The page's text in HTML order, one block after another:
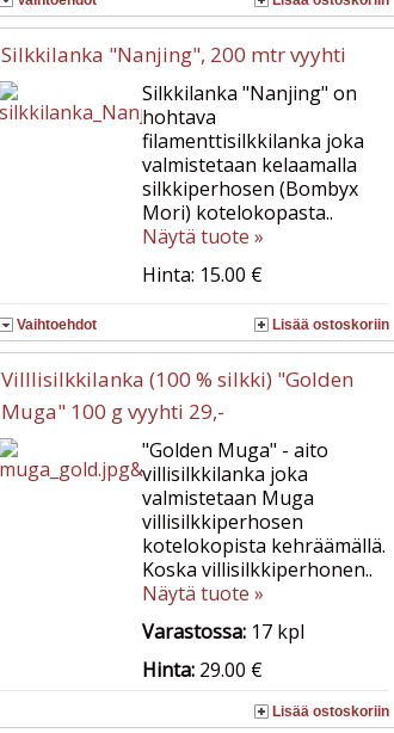
Silkkilanka "Nanjing", 200 mtr vyyhti
Silkkilanka "Nanjing" on
hohtava
filamenttisilkkilanka joka
valmistetaan kelaamalla
silkkiperhosen (Bombyx
Mori) kotelokopasta..
Näytä tuote »
Hinta: 15.00 €
Vaihtoehdot Lisää ostoskoriin
Villlisilkkilanka (100 % silkki) "Golden
Muga" 100 g vyyhti 29,-
"Golden Muga" - aito
villisilkkilanka joka
valmistetaan Muga
villisilkkiperhosen
kotelokopista kehräämällä.
Koska villisilkkiperhonen..
Näytä tuote »
Varastossa: 17 kpl
Hinta: 29.00 €
Lisää ostoskoriin